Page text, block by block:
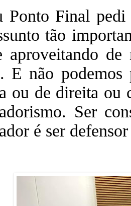
Ponto Final pedi
tão
aproveitando
E não
ou de direita ou
Ser
é ser